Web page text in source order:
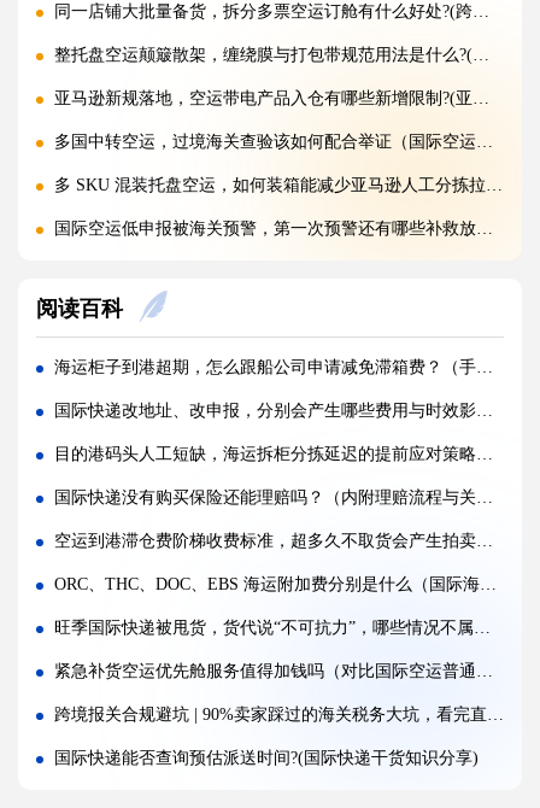
同一店铺大批量备货，拆分多票空运订舱有什么好处?(跨境电商卖家必看篇)
整托盘空运颠簸散架，缠绕膜与打包带规范用法是什么?(国际空运干货知识分享)
亚马逊新规落地，空运带电产品入仓有哪些新增限制?(亚马逊卖家请注意)
多国中转空运，过境海关查验该如何配合举证（国际空运干货知识分享）
多 SKU 混装托盘空运，如何装箱能减少亚马逊人工分拣拉长上架时长?(国际空运干货知识分享)
国际空运低申报被海关预警，第一次预警还有哪些补救放行办法(外贸人请注意)
亚马逊入仓排队，空派如何缩短上架等待时间?(亚马逊卖家必看篇)
跨境电商 FBA 空运，自主 VAT 清关和集体包税清关分别适配什么场景（亚马逊卖家请注意）
凌晨落地的红眼航班空运，末端机场分拣会额外拉长多久派送时效?(不清楚的外贸人看过来)
国际空运附加费有哪些（燃油、安检、操作费一览）
国际空运运价经常波动（影响空运价格的核心因素）
深圳盐田、蛇口、南沙港口海运出货，码头操作流程有何差异?(国际海运干货知识分享)
超长超宽货物走海运，提前需要向船公司申请哪些特殊许可?(不清楚的外贸人看过来)
受潮货物海运集装箱如何防潮，哪些防潮方案性价比最高?(国际海运干货知识分享)
海运货物查验后，多久可以完成放行，货代可以加速处理吗?(国际海运干货知识分享)
阅读百科
海运柜子到港超期，怎么跟船公司申请减免滞箱费？（手把手教您如何省海运费）
国际快递改地址、改申报，分别会产生哪些费用与时效影响（内附国际快递实操指南）
目的港码头人工短缺，海运拆柜分拣延迟的提前应对策略（国际海运干货知识分享）
国际快递没有购买保险还能理赔吗？（内附理赔流程与关键要点）
空运到港滞仓费阶梯收费标准，超多久不取货会产生拍卖风险（国际空运干货知识分享）
ORC、THC、DOC、EBS 海运附加费分别是什么（国际海运干货知识分享）
旺季国际快递被甩货，货代说“不可抗力”，哪些情况不属于免责范围（跨境电商卖家如何合理维权追责）
紧急补货空运优先舱服务值得加钱吗（对比国际空运普通舱时效差多少）
跨境报关合规避坑 | 90%卖家踩过的海关税务大坑，看完直接避雷
国际快递能否查询预估派送时间?(国际快递干货知识分享)